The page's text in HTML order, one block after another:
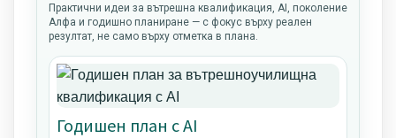
Практични идеи за вътрешна квалификация, AI, поколение
Алфа и годишно планиране — с фокус върху реален
резултат, не само върху отметка в плана.
Годишен план с AI